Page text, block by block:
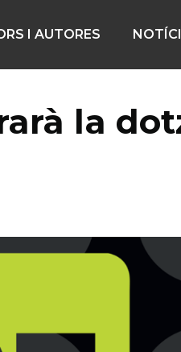
I AUTORES
la